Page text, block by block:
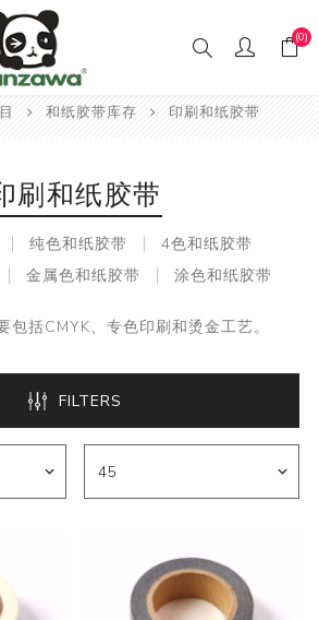
(0)
和纸胶带库存 印刷和纸胶带
刷和纸胶带
纯色和纸胶带
4色和纸胶带
金属色和纸胶带 涂色和纸胶带
包括CMYK、专色印刷和烫金工艺。
FILTERS